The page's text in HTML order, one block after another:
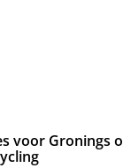
voor Gronings